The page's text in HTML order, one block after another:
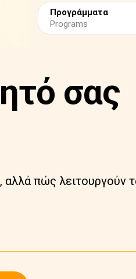
Προγράμματα
Programs
σας
πώς λειτουργούν